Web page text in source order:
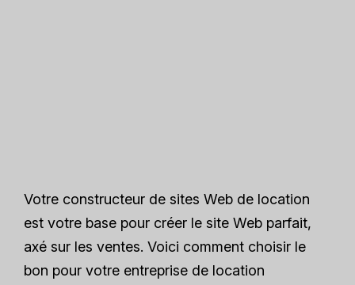
Votre constructeur de sites Web de location
est votre base pour créer le site Web parfait,
axé sur les ventes. Voici comment choisir le
bon pour votre entreprise de location